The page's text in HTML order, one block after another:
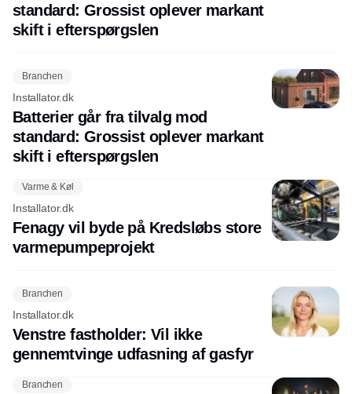
standard: Grossist oplever markant
skift i efterspørgslen
Branchen
Installator.dk
Batterier går fra tilvalg mod
standard: Grossist oplever markant
skift i efterspørgslen
Varme & Køl
Installator.dk
Fenagy vil byde på Kredsløbs store
varmepumpeprojekt
Branchen
Installator.dk
Venstre fastholder: Vil ikke
gennemtvinge udfasning af gasfyr
Branchen